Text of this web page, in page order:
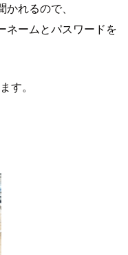
れるので、
ネームとパスワードを
す。